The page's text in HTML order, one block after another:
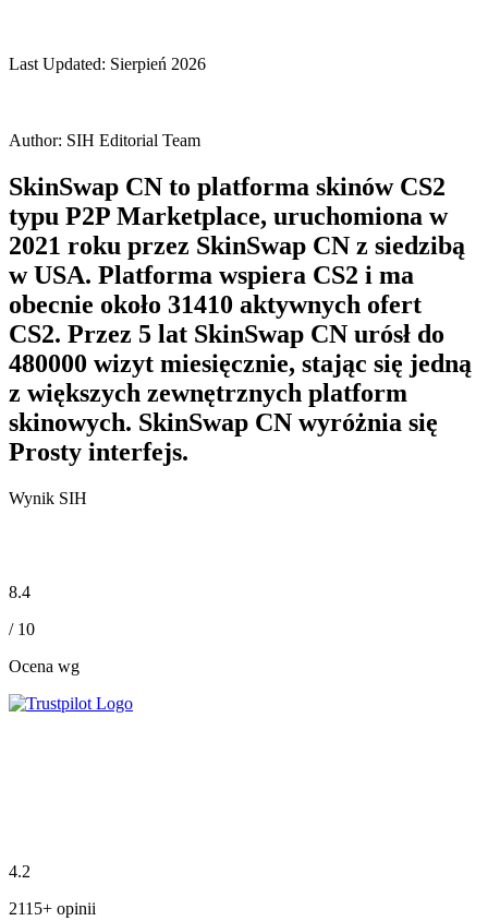
Last Updated: Sierpień 2026
Author: SIH Editorial Team
SkinSwap CN to platforma skinów CS2
typu P2P Marketplace, uruchomiona w
2021 roku przez SkinSwap CN z siedzibą
w USA. Platforma wspiera CS2 i ma
obecnie około 31410 aktywnych ofert
CS2. Przez 5 lat SkinSwap CN urósł do
480000 wizyt miesięcznie, stając się jedną
z większych zewnętrznych platform
skinowych. SkinSwap CN wyróżnia się
Prosty interfejs.
Wynik SIH
8.4
/ 10
Ocena wg
4.2
2115+ opinii